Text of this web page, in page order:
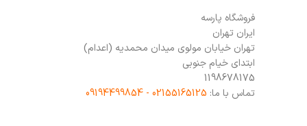
فروشگاه پارسه
ایران تهران
تهران خیابان مولوی میدان محمدیه (اعدام)
ابتدای خیام جنوبی
1198678175
تماس با ما: 02155165125 - 09194499854